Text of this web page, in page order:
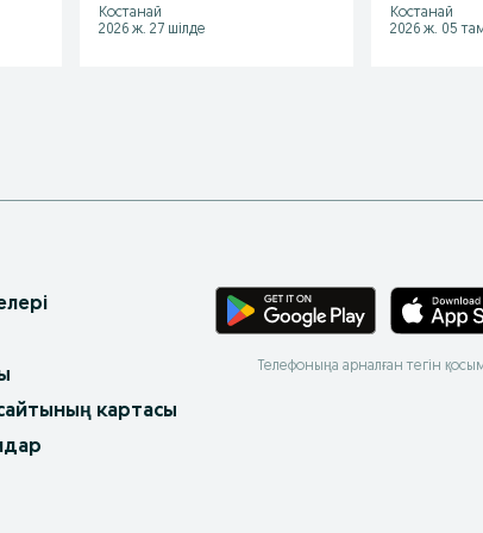
Костанай
2026 ж. 27 шілде
Костанай
2026 ж. 05
картасы
Телефоныңа арналған тегін